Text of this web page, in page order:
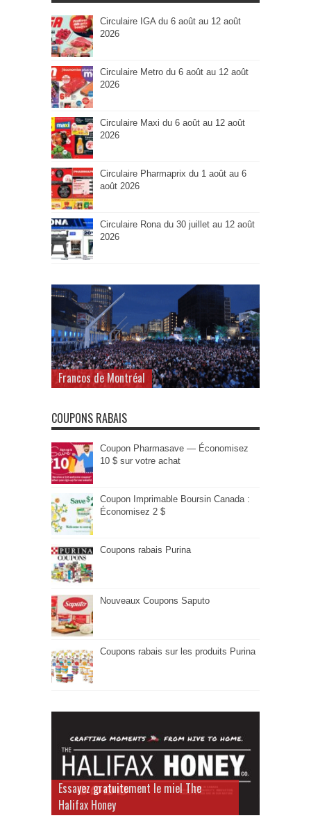
Circulaire IGA du 6 août au 12 août
2026
Circulaire Metro du 6 août au 12 août
2026
Circulaire Maxi du 6 août au 12 août
2026
Circulaire Pharmaprix du 1 août au 6
août 2026
Circulaire Rona du 30 juillet au 12 août
2026
Francos de Montréal
COUPONS RABAIS
Coupon Pharmasave — Économisez
10 $ sur votre achat
Coupon Imprimable Boursin Canada :
Économisez 2 $
Coupons rabais Purina
Nouveaux Coupons Saputo
Coupons rabais sur les produits Purina
Essayez gratuitement le miel The
Halifax Honey